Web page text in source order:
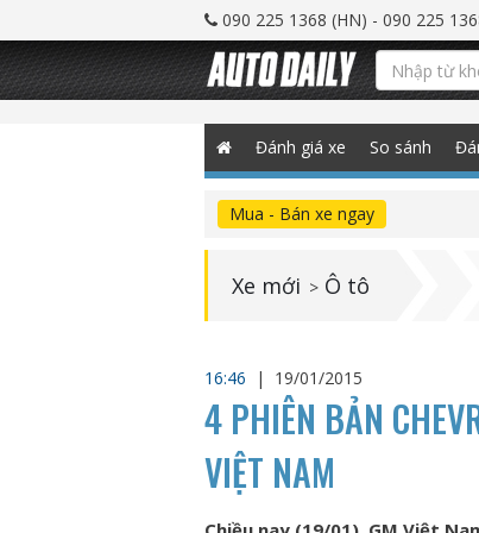
090 225 1368 (HN) - 090 225
Đánh giá xe So sánh
Mua - Bán xe ngay
Xe mới > Ô tô
16:46
| 19/01/2015
4 PHIÊN BẢN
VIỆT NAM